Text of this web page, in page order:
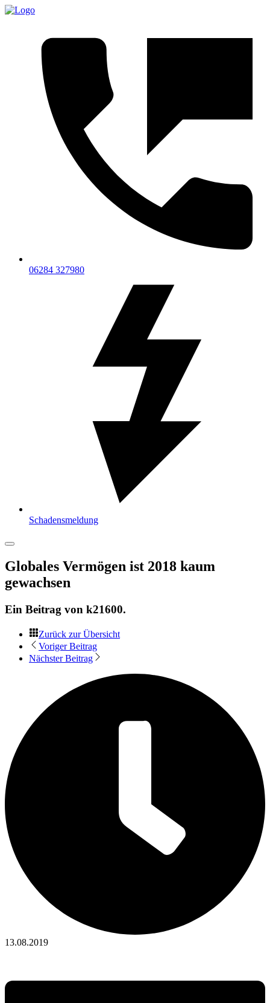
06284 327980
Schadensmeldung
Globales Vermögen ist 2018 kaum
gewachsen
Ein Beitrag von k21600.
Zurück zur Übersicht
Voriger Beitrag
Nächster Beitrag
13.08.2019